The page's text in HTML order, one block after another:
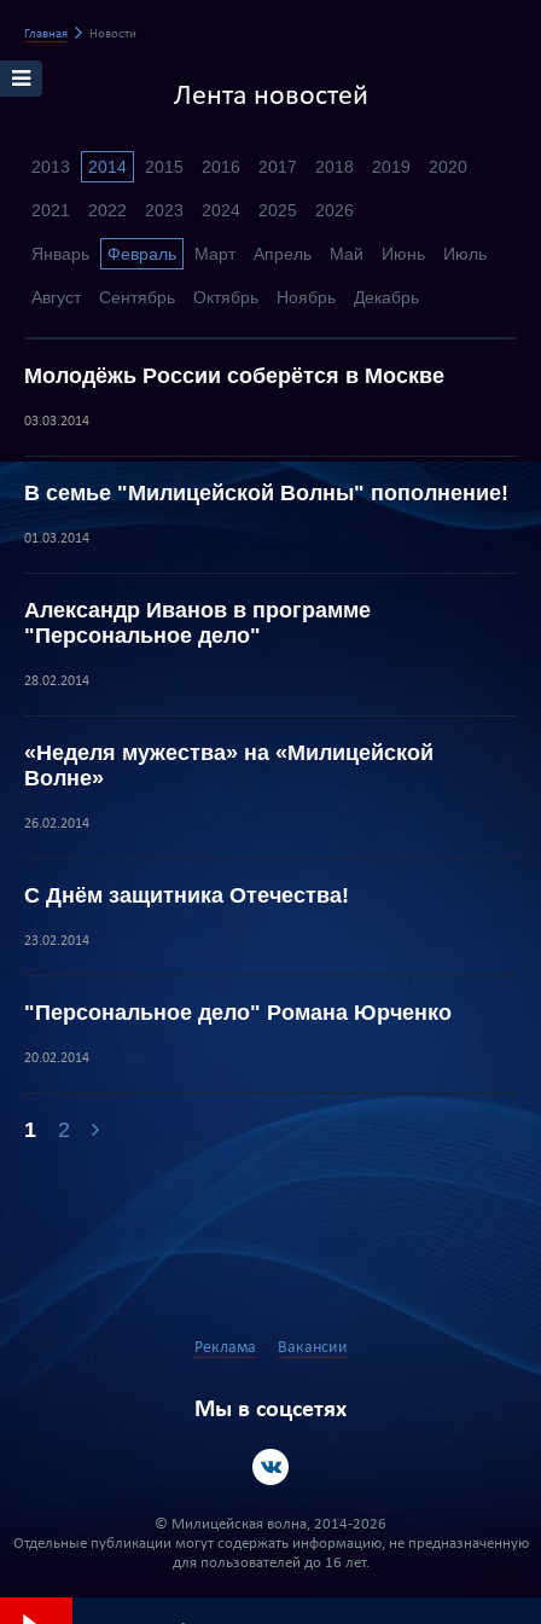
Главная Новости
Лента новостей
2013 2014 2015 2016 2017 2018 2019 2020
2021 2022 2023 2024 2025 2026
Январь Февраль Март Апрель Май Июнь Июль
Август Сентябрь Октябрь Ноябрь Декабрь
Молодёжь России соберётся в Москве
03.03.2014
В семье "Милицейской Волны" пополнение!
01.03.2014
Александр Иванов в программе
"Персональное дело"
28.02.2014
«Неделя мужества» на «Милицейской
Волне»
26.02.2014
С Днём защитника Отечества!
23.02.2014
"Персональное дело" Романа Юрченко
20.02.2014
1 2
Реклама Вакансии
Мы в соцсетях
© Милицейская волна, 2014-2026
Отдельные публикации могут содержать информацию, не предназначенную
для пользователей до 16 лет.